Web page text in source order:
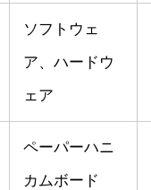
ソフトウェ
ア、ハードウ
ェア
ペーパーハニ
カムボード